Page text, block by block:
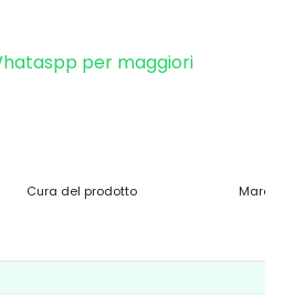
per maggiori
Cura del prodotto